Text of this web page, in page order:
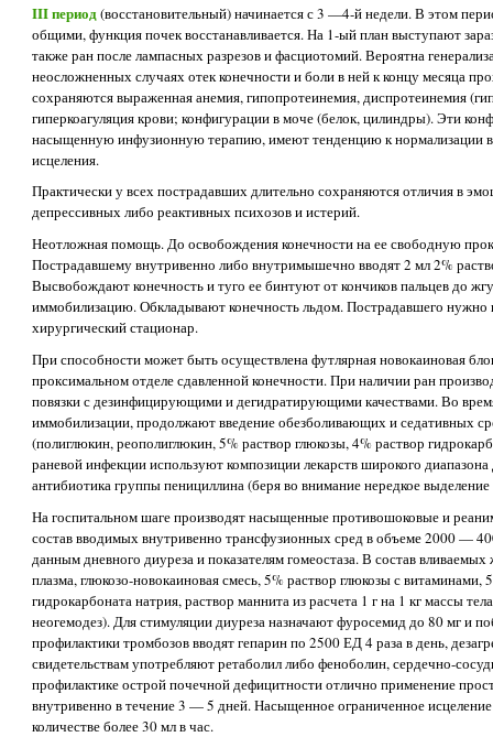
III период(восстановительный) начинается с 3 —4-й недели. В этом
общими, функция почек восстанавливается. На 1-ый план выступают
также ран после лампасных разрезов и фасциотомий. Вероятна
неосложненных случаях отек конечности и боли в ней к концу месяца
сохраняются выраженная анемия, гипопротеинемия, диспротеинемия
гиперкоагуляция крови; конфигурации в моче (белок, цилиндры). Эти
насыщенную инфузионную терапию, имеют тенденцию к нормализации
исцеления.
Практически у всех пострадавших длительно сохраняются отличия в
депрессивных либо реактивных психозов и истерий.
Неотложная помощь. До освобождения конечности на ее свободную
Пострадавшему внутривенно либо внутримышечно вводят 2 мл 2%
Высвобождают конечность и туго ее бинтуют от кончиков пальцев до
иммобилизацию. Обкладывают конечность льдом. Пострадавшего нужно
хирургический стационар.
При способности может быть осуществлена футлярная новокаиновая
проксимальном отделе сдавленной конечности. При наличии ран
повязки с дезинфицирующими и дегидратирующими качествами. Во
иммобилизации, продолжают введение обезболивающих и седативных
(полиглюкин, реополиглюкин, 5% раствор глюкозы, 4% раствор
раневой инфекции используют композиции лекарств широкого
антибиотика группы пенициллина (беря во внимание нередкое
На госпитальном шаге производят насыщенные противошоковые и
состав вводимых внутривенно трансфузионных сред в объеме 2000 —
данным дневного диуреза и показателям гомеостаза. В состав
плазма, глюкозо-новокаиновая смесь, 5% раствор глюкозы с
гидрокарбоната натрия, раствор маннита из расчета 1 г на 1 кг массы
неогемодез). Для стимуляции диуреза назначают фуросемид до 80 мг и
профилактики тромбозов вводят гепарин по 2500 ЕД 4 раза в день,
свидетельствам употребляют ретаболил либо феноболин, сердечно-
профилактике острой почечной дефицитности отлично применение
внутривенно в течение 3 — 5 дней. Насыщенное ограниченное
количестве более 30 мл в час.